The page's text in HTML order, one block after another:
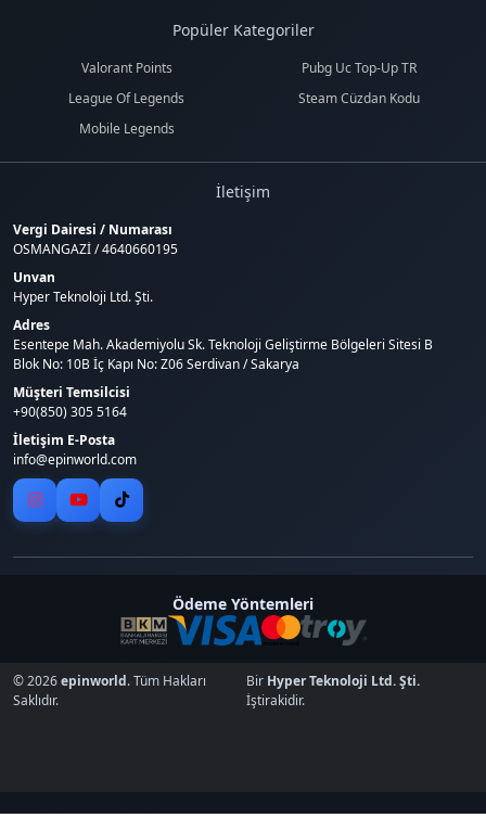
Popüler Kategoriler
Valorant Points
Pubg Uc Top-Up TR
League Of Legends
Steam Cüzdan Kodu
Mobile Legends
İletişim
Vergi Dairesi / Numarası
OSMANGAZİ / 4640660195
Unvan
Hyper Teknoloji Ltd. Şti.
Adres
Esentepe Mah. Akademiyolu Sk. Teknoloji Geliştirme Bölgeleri Sitesi B
Blok No: 10B İç Kapı No: Z06 Serdivan / Sakarya
Müşteri Temsilcisi
+90(850) 305 5164
İletişim E-Posta
info@epinworld.com
Ödeme Yöntemleri
© 2026epinworld. Tüm Hakları
Saklıdır.
Bir Hyper Teknoloji Ltd. Şti.
İştirakidir.